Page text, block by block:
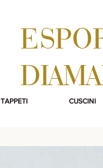
TAPPETI CUSCINI